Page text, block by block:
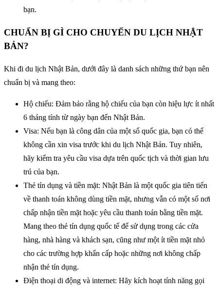
bạn.
CHUẨN BỊ GÌ CHO CHUYẾN DU LỊCH NHẬT
BẢN?
Khi đi du lịch Nhật Bản, dưới đây là danh sách những thứ bạn nên
chuẩn bị và mang theo:
Hộ chiếu: Đảm bảo rằng hộ chiếu của bạn còn hiệu lực ít nhất
6 tháng tính từ ngày bạn đến Nhật Bản.
Visa: Nếu bạn là công dân của một số quốc gia, bạn có thể
không cần xin visa trước khi du lịch Nhật Bản. Tuy nhiên,
hãy kiểm tra yêu cầu visa dựa trên quốc tịch và thời gian lưu
trú của bạn.
Thẻ tín dụng và tiền mặt: Nhật Bản là một quốc gia tiên tiến
về thanh toán không dùng tiền mặt, nhưng vẫn có một số nơi
chấp nhận tiền mặt hoặc yêu cầu thanh toán bằng tiền mặt.
Mang theo thẻ tín dụng quốc tế để sử dụng trong các cửa
hàng, nhà hàng và khách sạn, cũng như một ít tiền mặt nhỏ
cho các trường hợp khẩn cấp hoặc những nơi không chấp
nhận thẻ tín dụng.
Điện thoại di động và internet: Hãy kích hoạt tính năng gọi